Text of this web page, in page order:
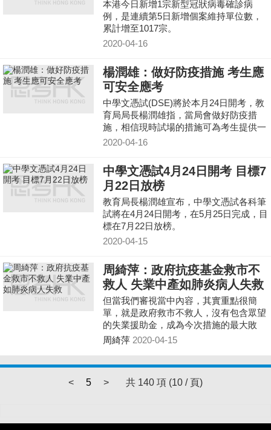
本港今日新增1宗新型冠狀病毒確診病
例，是連續第5日新增個案維持單位數，
累計增至1017宗。
2020-04-16
楊潤雄：做好防疫措施 考生應
可安全應考
中學文憑試(DSE)將於本月24日開考，教
育局局長楊潤雄指，當局會做好防疫措
施，相信現時試場的措施可為考生提供一
個安全的環境。
2020-04-16
中學文憑試4月24日開考 目標7
月22日放榜
教育局長楊潤雄宣布，中學文憑試各科筆
試將在4月24日開考，在5月25日完成，目
標在7月22日放榜。
2020-04-15
周綺萍：政府抗疫基金救市不
救人 失業中產如肺炎病人失救
但當我們審視當中內容，其實重點很簡
單，就是政府救市不救人，沒有包含眾望
的失業援助金，成為今次措施的最大敗
筆，亦不見這史無前例的回應有盡力去做
周綺萍 2020-04-15
< 5 > 共 140 項 (10 / 頁)